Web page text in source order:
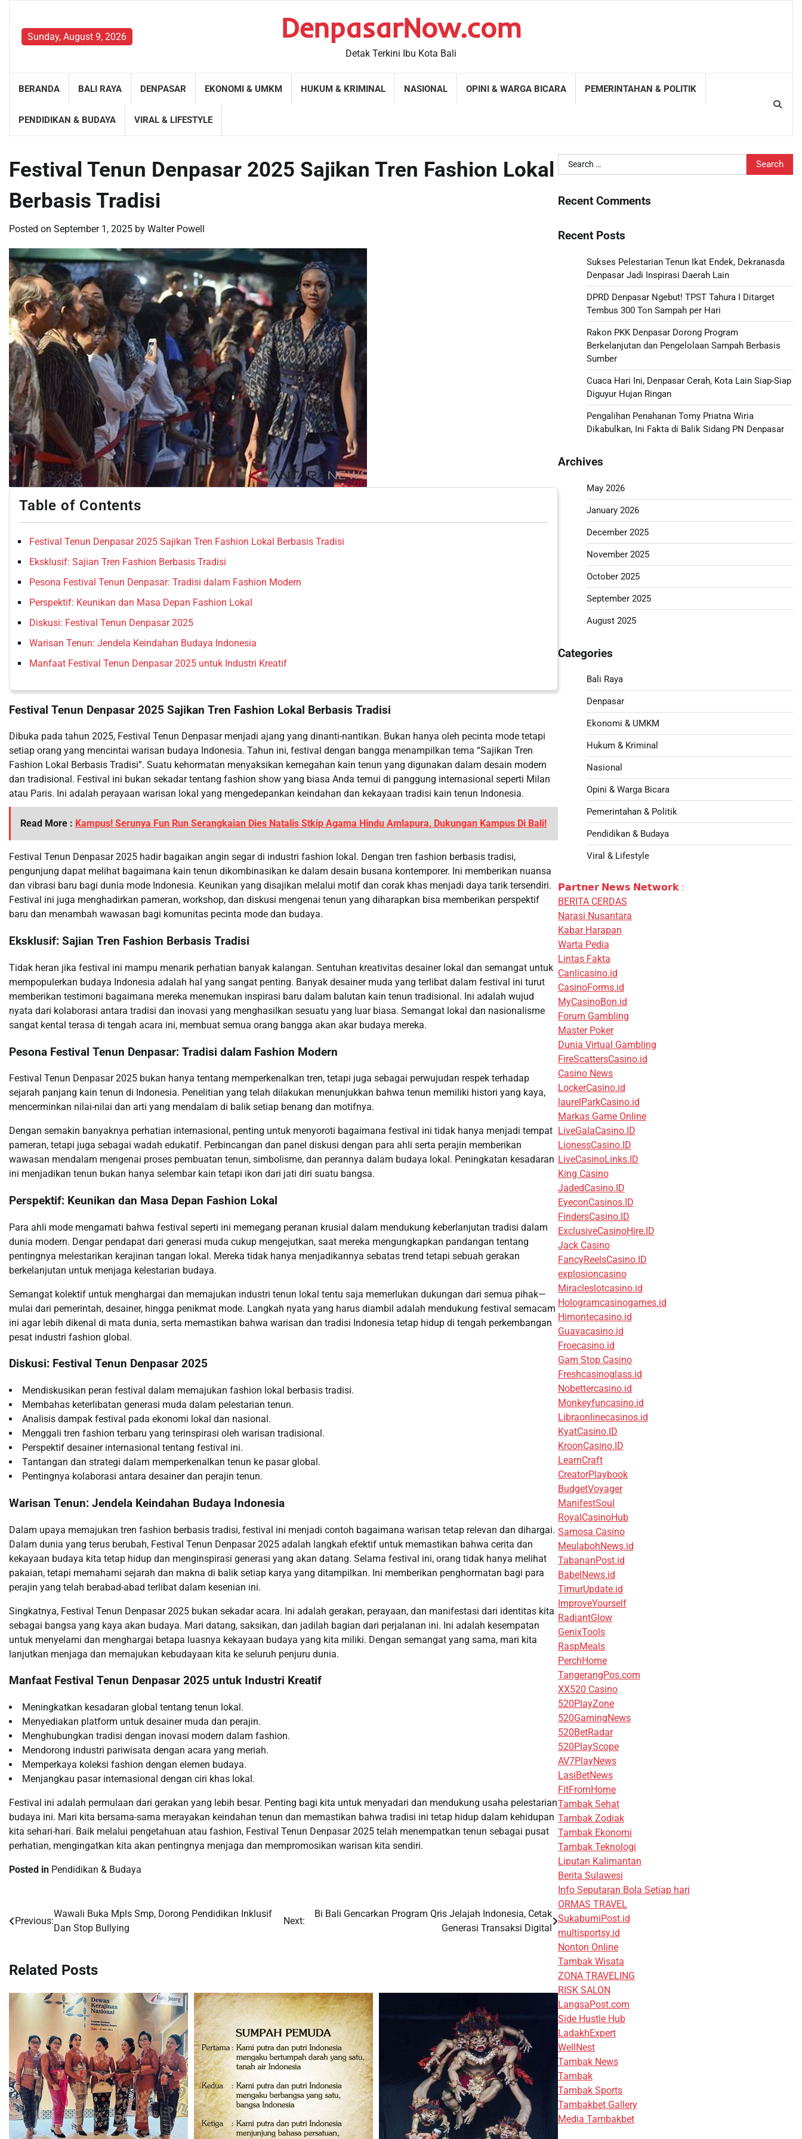
contentSunday, August 9, 2026 DenpasarNow.com
Detak Terkini Ibu Kota Bali
BERANDA BALI RAYA DENPASAR EKONOMI & UMKM HUKUM & KRIMINAL NASIONAL OPINI & WARGA BICARA PEMERINTAHAN & POLITIK
PENDIDIKAN & BUDAYA VIRAL & LIFESTYLE
Festival Tenun Denpasar 2025 Sajikan Tren Fashion Lokal
Berbasis Tradisi
Posted on September 1, 2025 by Walter Powell
Table of Contents
Festival Tenun Denpasar 2025 Sajikan Tren Fashion Lokal Berbasis Tradisi
Eksklusif: Sajian Tren Fashion Berbasis Tradisi
Pesona Festival Tenun Denpasar: Tradisi dalam Fashion Modern
Perspektif: Keunikan dan Masa Depan Fashion Lokal
Diskusi: Festival Tenun Denpasar 2025
Warisan Tenun: Jendela Keindahan Budaya Indonesia
Manfaat Festival Tenun Denpasar 2025 untuk Industri Kreatif
Festival Tenun Denpasar 2025 Sajikan Tren Fashion Lokal Berbasis Tradisi
Dibuka pada tahun 2025, Festival Tenun Denpasar menjadi ajang yang dinanti-nantikan. Bukan hanya oleh pecinta mode tetapi
setiap orang yang mencintai warisan budaya Indonesia. Tahun ini, festival dengan bangga menampilkan tema “Sajikan Tren
Fashion Lokal Berbasis Tradisi”. Suatu kehormatan menyaksikan kemegahan kain tenun yang digunakan dalam desain modern
dan tradisional. Festival ini bukan sekadar tentang fashion show yang biasa Anda temui di panggung internasional seperti Milan
atau Paris. Ini adalah perayaan warisan lokal yang mengedepankan keindahan dan kekayaan tradisi kain tenun Indonesia.
Read More : Kampus! Serunya Fun Run Serangkaian Dies Natalis Stkip Agama Hindu Amlapura, Dukungan Kampus Di Bali!
Festival Tenun Denpasar 2025 hadir bagaikan angin segar di industri fashion lokal. Dengan tren fashion berbasis tradisi,
pengunjung dapat melihat bagaimana kain tenun dikombinasikan ke dalam desain busana kontemporer. Ini memberikan nuansa
dan vibrasi baru bagi dunia mode Indonesia. Keunikan yang disajikan melalui motif dan corak khas menjadi daya tarik tersendiri.
Festival ini juga menghadirkan pameran, workshop, dan diskusi mengenai tenun yang diharapkan bisa memberikan perspektif
baru dan menambah wawasan bagi komunitas pecinta mode dan budaya.
Eksklusif: Sajian Tren Fashion Berbasis Tradisi
Tidak heran jika festival ini mampu menarik perhatian banyak kalangan. Sentuhan kreativitas desainer lokal dan semangat untuk
mempopulerkan budaya Indonesia adalah hal yang sangat penting. Banyak desainer muda yang terlibat dalam festival ini turut
memberikan testimoni bagaimana mereka menemukan inspirasi baru dalam balutan kain tenun tradisional. Ini adalah wujud
nyata dari kolaborasi antara tradisi dan inovasi yang menghasilkan sesuatu yang luar biasa. Semangat lokal dan nasionalisme
sangat kental terasa di tengah acara ini, membuat semua orang bangga akan akar budaya mereka.
Pesona Festival Tenun Denpasar: Tradisi dalam Fashion Modern
Festival Tenun Denpasar 2025 bukan hanya tentang memperkenalkan tren, tetapi juga sebagai perwujudan respek terhadap
sejarah panjang kain tenun di Indonesia. Penelitian yang telah dilakukan menunjukkan bahwa tenun memiliki histori yang kaya,
mencerminkan nilai-nilai dan arti yang mendalam di balik setiap benang dan motifnya.
Dengan semakin banyaknya perhatian internasional, penting untuk menyoroti bagaimana festival ini tidak hanya menjadi tempat
pameran, tetapi juga sebagai wadah edukatif. Perbincangan dan panel diskusi dengan para ahli serta perajin memberikan
wawasan mendalam mengenai proses pembuatan tenun, simbolisme, dan perannya dalam budaya lokal. Peningkatan kesadaran
ini menjadikan tenun bukan hanya selembar kain tetapi ikon dari jati diri suatu bangsa.
Perspektif: Keunikan dan Masa Depan Fashion Lokal
Para ahli mode mengamati bahwa festival seperti ini memegang peranan krusial dalam mendukung keberlanjutan tradisi dalam
dunia modern. Dengar pendapat dari generasi muda cukup mengejutkan, saat mereka mengungkapkan pandangan tentang
pentingnya melestarikan kerajinan tangan lokal. Mereka tidak hanya menjadikannya sebatas trend tetapi sebuah gerakan
berkelanjutan untuk menjaga kelestarian budaya.
Semangat kolektif untuk menghargai dan memajukan industri tenun lokal tentu saja memerlukan dukungan dari semua pihak—
mulai dari pemerintah, desainer, hingga penikmat mode. Langkah nyata yang harus diambil adalah mendukung festival semacam
ini agar lebih dikenal di mata dunia, serta memastikan bahwa warisan dan tradisi Indonesia tetap hidup di tengah perkembangan
pesat industri fashion global.
Diskusi: Festival Tenun Denpasar 2025
Mendiskusikan peran festival dalam memajukan fashion lokal berbasis tradisi.
Membahas keterlibatan generasi muda dalam pelestarian tenun.
Analisis dampak festival pada ekonomi lokal dan nasional.
Menggali tren fashion terbaru yang terinspirasi oleh warisan tradisional.
Perspektif desainer internasional tentang festival ini.
Tantangan dan strategi dalam memperkenalkan tenun ke pasar global.
Pentingnya kolaborasi antara desainer dan perajin tenun.
Warisan Tenun: Jendela Keindahan Budaya Indonesia
Dalam upaya memajukan tren fashion berbasis tradisi, festival ini menjadi contoh bagaimana warisan tetap relevan dan dihargai.
Dalam dunia yang terus berubah, Festival Tenun Denpasar 2025 adalah langkah efektif untuk memastikan bahwa cerita dan
kekayaan budaya kita tetap hidup dan menginspirasi generasi yang akan datang. Selama festival ini, orang tidak hanya melihat
pakaian, tetapi memahami sejarah dan makna di balik setiap karya yang ditampilkan. Ini memberikan penghormatan bagi para
perajin yang telah berabad-abad terlibat dalam kesenian ini.
Singkatnya, Festival Tenun Denpasar 2025 bukan sekadar acara. Ini adalah gerakan, perayaan, dan manifestasi dari identitas kita
sebagai bangsa yang kaya akan budaya. Mari datang, saksikan, dan jadilah bagian dari perjalanan ini. Ini adalah kesempatan
untuk menyelami dan menghargai betapa luasnya kekayaan budaya yang kita miliki. Dengan semangat yang sama, mari kita
lanjutkan menjaga dan memajukan kebudayaan kita ke seluruh penjuru dunia.
Manfaat Festival Tenun Denpasar 2025 untuk Industri Kreatif
Meningkatkan kesadaran global tentang tenun lokal.
Menyediakan platform untuk desainer muda dan perajin.
Menghubungkan tradisi dengan inovasi modern dalam fashion.
Mendorong industri pariwisata dengan acara yang meriah.
Memperkaya koleksi fashion dengan elemen budaya.
Menjangkau pasar internasional dengan ciri khas lokal.
Festival ini adalah permulaan dari gerakan yang lebih besar. Penting bagi kita untuk menyadari dan mendukung usaha pelestarian
budaya ini. Mari kita bersama-sama merayakan keindahan tenun dan memastikan bahwa tradisi ini tetap hidup dalam kehidupan
kita sehari-hari. Baik melalui pengetahuan atau fashion, Festival Tenun Denpasar 2025 telah menempatkan tenun sebagai pusat
perhatian, mengingatkan kita akan pentingnya menjaga dan mempromosikan warisan kita sendiri.
Posted in Pendidikan & Budaya
Post
Previous:
Wawali Buka Mpls Smp, Dorong Pendidikan Inklusif
Dan Stop Bullying
Next:
Bi Bali Gencarkan Program Qris Jelajah Indonesia, Cetak
Generasi Transaksi Digital
Related Posts
Search
for:
Recent Comments
Recent Posts
Sukses Pelestarian Tenun Ikat Endek, Dekranasda
Denpasar Jadi Inspirasi Daerah Lain
DPRD Denpasar Ngebut! TPST Tahura I Ditarget
Tembus 300 Ton Sampah per Hari
Rakon PKK Denpasar Dorong Program
Berkelanjutan dan Pengelolaan Sampah Berbasis
Sumber
Cuaca Hari Ini, Denpasar Cerah, Kota Lain Siap-Siap
Diguyur Hujan Ringan
Pengalihan Penahanan Tomy Priatna Wiria
Dikabulkan, Ini Fakta di Balik Sidang PN Denpasar
Archives
May 2026
January 2026
December 2025
November 2025
October 2025
September 2025
August 2025
Categories
Bali Raya
Denpasar
Ekonomi & UMKM
Hukum & Kriminal
Nasional
Opini & Warga Bicara
Pemerintahan & Politik
Pendidikan & Budaya
Viral & Lifestyle
𝗣𝗮𝗿𝘁𝗻𝗲𝗿 𝗡𝗲𝘄𝘀 𝗡𝗲𝘁𝘄𝗼𝗿𝗸 :
BERITA CERDAS
Narasi Nusantara
Kabar Harapan
Warta Pedia
Lintas Fakta
Canlicasino.id
CasinoForms.id
MyCasinoBon.id
Forum Gambling
Master Poker
Dunia Virtual Gambling
FireScattersCasino.id
Casino News
LockerCasino.id
laurelParkCasino.id
Markas Game Online
LiveGalaCasino.ID
LionessCasino.ID
LiveCasinoLinks.ID
King Casino
JadedCasino.ID
EyeconCasinos.ID
FindersCasino.ID
ExclusiveCasinoHire.ID
Jack Casino
FancyReelsCasino.ID
explosioncasino
Miracleslotcasino.id
Hologramcasinogames.id
Himontecasino.id
Guavacasino.id
Froecasino.id
Gam Stop Casino
Freshcasinoglass.id
Nobettercasino.id
Monkeyfuncasino.id
Libraonlinecasinos.id
KyatCasino.ID
KroonCasino.ID
LearnCraft
CreatorPlaybook
BudgetVoyager
ManifestSoul
RoyalCasinoHub
Samosa Casino
MeulabohNews.id
TabananPost.id
BabelNews.id
TimurUpdate.id
ImproveYourself
RadiantGlow
GenixTools
RaspMeals
PerchHome
TangerangPos.com
XX520 Casino
520PlayZone
520GamingNews
520BetRadar
520PlayScope
AV7PlayNews
LasiBetNews
FitFromHome
Tambak Sehat
Tambak Zodiak
Tambak Ekonomi
Tambak Teknologi
Liputan Kalimantan
Berita Sulawesi
Info Seputaran Bola Setiap hari
ORMAS TRAVEL
SukabumiPost.id
multisportsy.id
Nonton Online
Tambak Wisata
ZONA TRAVELING
RISK SALON
LangsaPost.com
Side Hustle Hub
LadakhExpert
WellNest
Tambak News
Tambak
Tambak Sports
Tambakbet Gallery
Media Tambakbet